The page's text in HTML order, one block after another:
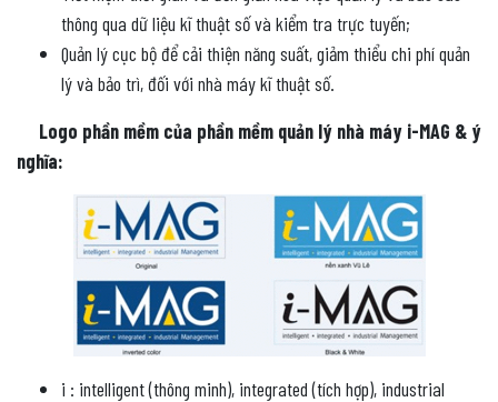
thông qua dữ liệu kĩ thuật số và kiểm tra trực tuyến;
Quản lý cục bộ để cải thiện năng suất, giảm thiểu chi phí quản
lý và bảo trì, đối với nhà máy kĩ thuật số.
Logo phần mềm của phần mềm quản lý nhà máy i-MAG & ý
nghĩa:
i : intelligent (thông minh), integrated (tích hợp), industrial